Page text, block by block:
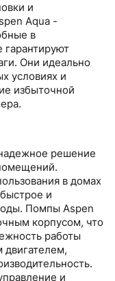
и
Aqua -
в
гарантируют
Они идеально
условиях и
избыточной
решение
в домах
и
Помпы Aspen
корпусом, что
работы
и